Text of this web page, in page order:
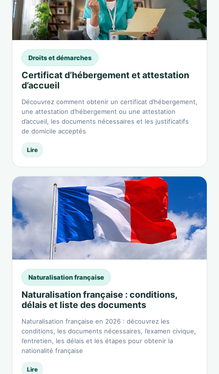
Droits et démarches
Certificat d’hébergement et attestation
d’accueil
Découvrez comment obtenir un certificat d’hébergement,
une attestation d’hébergement ou une attestation
d’accueil, les documents nécessaires et les justificatifs
de domicile acceptés
Lire
Naturalisation française
Naturalisation française : conditions,
délais et liste des documents
Naturalisation française en 2026 : découvrez les
conditions, les documents nécessaires, l’examen civique,
l’entretien, les délais et les étapes pour obtenir la
nationalité française
Lire